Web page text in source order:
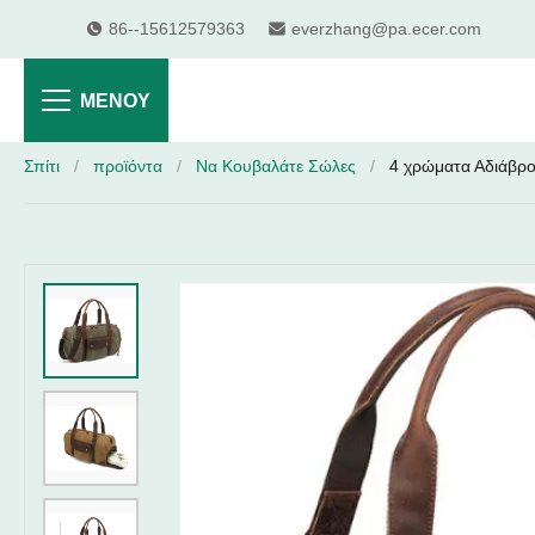
86--15612579363 everzhang@pa.ecer.com
ΜΕΝΟΎ
Σπίτι / προϊόντα / Να Κουβαλάτε Σώλες / 4 χρώματα